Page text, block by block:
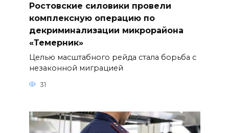
Ростовские силовики провели
комплексную операцию по
декриминализации микрорайона
«Темерник»
Целью масштабного рейда стала борьба с
незаконной миграцией
31